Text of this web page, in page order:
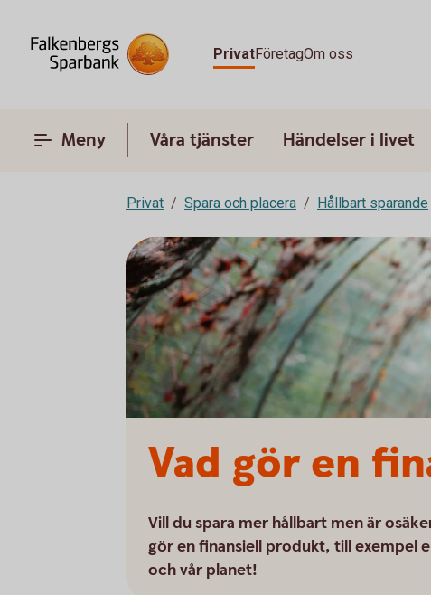
PrivatFöretagOm oss
Meny Våra tjänster Händelser i livet
Privat Spara och placera Hållbart sparande
Vad gör en
Vill du spara mer hållbart men är
gör en finansiell produkt, till exempel
och vår planet!